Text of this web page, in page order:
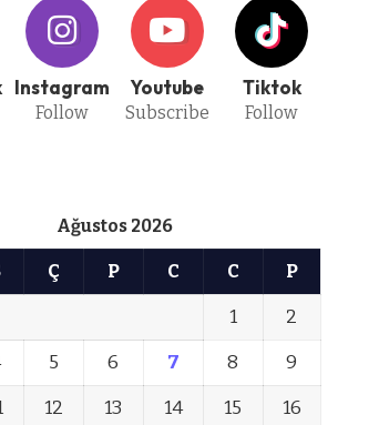
Instagram
Follow
Youtube
Subscribe
Tiktok
Follow
Ağustos 2026
Ç P C C
P
1
2
5 6 7 8
9
12 13 14 15
16